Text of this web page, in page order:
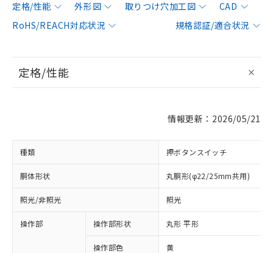
定格/性能 外形図 取りつけ穴加工図
CAD
RoHS/REACH対応状況
規格認証/適合状況
定格/性能
情報更新：2026/05/21
種類 押ボタンスイッチ
胴体形状 丸胴形(φ22/25mm共用)
照光/非照光 照光
操作部 操作部形状 丸形 平形
操作部色 黄